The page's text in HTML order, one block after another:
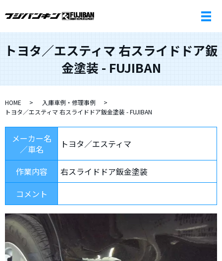
トヨタ／エスティマ 右スライドドア鈑
金塗装 - FUJIBAN
HOME
入庫車例・修理事例
トヨタ／エスティマ 右スライドドア鈑金塗装 - FUJIBAN
メーカー名
／車名
トヨタ／エスティマ
作業内容
右スライドドア鈑金塗装
コメント